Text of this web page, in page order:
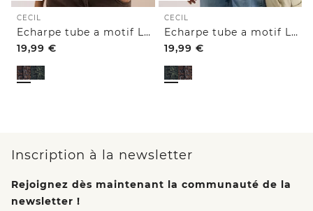
CECIL
Echarpe tube a motif Léopard
19,99 €
CECIL
Echarpe tube a motif Léopard
19,99 €
Inscription à la newsletter
Rejoignez dès maintenant la communauté de la
newsletter !